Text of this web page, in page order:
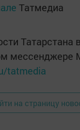
Татмедиа
Татарстана в
мессенджере
tatmedia
на страницу